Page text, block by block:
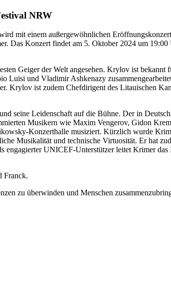
NRW
mit einem außergewöhnlichen
Das Konzert findet am 5. Oktober 2024 um
Geiger der Welt angesehen. Krylov ist bekannt
Luisi und Vladimir Ashkenazy
Krylov ist zudem Chefdirigent des Litauischen
seine Leidenschaft auf die Bühne. Der in
Musikern wie Maxim Vengerov, Gidon
Konzerthalle musiziert. Kürzlich wurde
Musikalität und technische Virtuosität. Er hat
UNICEF-Unterstützer leitet Krimer das
Franck.
zu überwinden und Menschen